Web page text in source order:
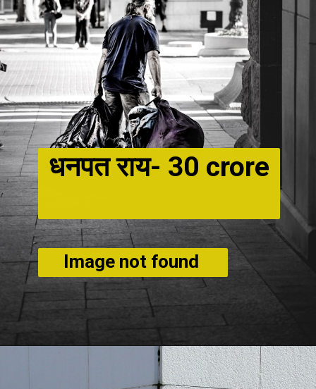
धनपत राय- 30 crore
Image not found